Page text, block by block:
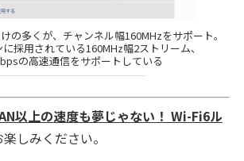
の多くが、チャンネル幅160MHzをサポート。
採用されている160MHz幅2ストリーム、
の高速通信をサポートしている
以上の速度も夢じゃない！ Wi-Fi6ル
しみください。